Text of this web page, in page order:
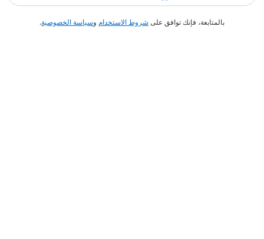
بالمتابعة، فإنك توافق على شروط الاستخدام وسياسة الخصوصية.